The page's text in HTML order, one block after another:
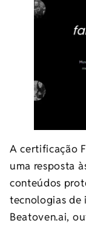
A certificação
uma resposta
conteúdos
tecnologias de
Beatoven.ai,